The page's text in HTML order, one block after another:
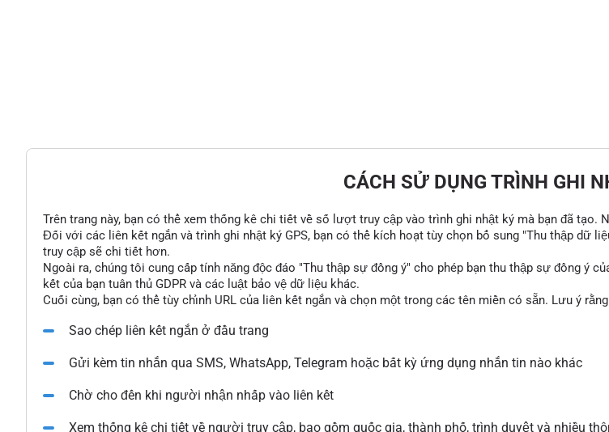
CÁCH SỬ DỤNG TRÌNH GHI
Trên trang này, bạn có thể xem thống kê chi tiết về số lượt truy cập vào trình ghi nhật ký mà bạn đã
Đối với các liên kết ngắn và trình ghi nhật ký GPS, bạn có thể kích hoạt tùy chọn bổ sung "Thu thập dữ
truy cập sẽ chi tiết hơn.
Ngoài ra, chúng tôi cung cấp tính năng độc đáo "Thu thập sự đồng ý" cho phép bạn thu thập sự đồng ý
kết của bạn tuân thủ GDPR và các luật bảo vệ dữ liệu khác.
Cuối cùng, bạn có thể tùy chỉnh URL của liên kết ngắn và chọn một trong các tên miền có sẵn. Lưu ý
Sao chép liên kết ngắn ở đầu trang
Gửi kèm tin nhắn qua SMS, WhatsApp, Telegram hoặc bất kỳ ứng dụng nhắn tin nào khác
Chờ cho đến khi người nhận nhấp vào liên kết
Xem thống kê chi tiết về người truy cập, bao gồm quốc gia, thành phố, trình duyệt và nhiều